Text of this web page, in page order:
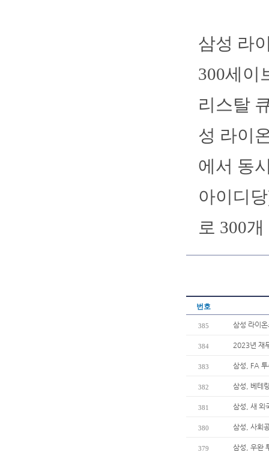
삼성 라
300세이
리스탈
성 라이
에서 동
아이디
로 300
번호
385 삼성 라이
384 2023년 재
383 삼성, FA
382 삼성, 베테
381 삼성, 새 외
380 삼성, 사회
379 삼성, 우완